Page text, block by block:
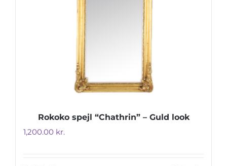
Rokoko spejl “Chathrin” – Guld look
1,200.00 kr.